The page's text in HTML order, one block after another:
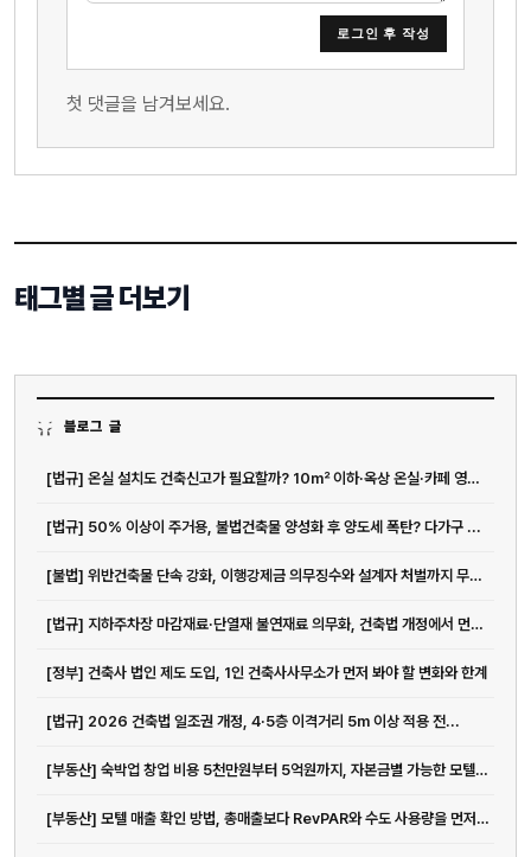
블로그 글
[법규] 온실 설치도 건축신고가 필요할까? 10㎡ 이하·옥상 온실·카페 영업...
[법규] 50% 이상이 주거용, 불법건축물 양성화 후 양도세 폭탄? 다가구 ...
[불법] 위반건축물 단속 강화, 이행강제금 의무징수와 설계자 처벌까지 무엇이 달라지나
[법규] 지하주차장 마감재료·단열재 불연재료 의무화, 건축법 개정에서 먼저 봐야 할 것
[정부] 건축사 법인 제도 도입, 1인 건축사사무소가 먼저 봐야 할 변화와 한계
[법규] 2026 건축법 일조권 개정, 4·5층 이격거리 5m 이상 적용 전...
[부동산] 숙박업 창업 비용 5천만원부터 5억원까지, 자본금별 가능한 모텔 운...
[부동산] 모텔 매출 확인 방법, 총매출보다 RevPAR와 수도 사용량을 먼저...
로그인 후 작성
첫 댓글을 남겨보세요.
태그별 글 더보기